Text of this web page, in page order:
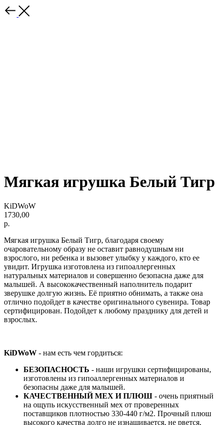
Мягкая игрушка Белый Тигр
KiDWoW
1730,00
р.
Мягкая игрушка Белый Тигр, благодаря своему
очаровательному образу не оставит равнодушным ни
взрослого, ни ребенка и вызовет улыбку у каждого, кто ее
увидит. Игрушка изготовлена из гипоаллергенных
натуральных материалов и совершенно безопасна даже для
малышей. А высококачественный наполнитель подарит
зверушке долгую жизнь. Её приятно обнимать, а также она
отлично подойдет в качестве оригинального сувенира. Товар
сертифицирован. Подойдет к любому празднику для детей и
взрослых.
KiDWoW - нам есть чем гордиться:
БЕЗОПАСНОСТЬ - наши игрушки сертифицированы,
изготовлены из гипоаллергенных материалов и
безопасны даже для малышей.
КАЧЕСТВЕННЫЙ МЕХ И ПЛЮШ - очень приятный
на ощупь искусственный мех от проверенных
поставщиков плотностью 330-440 г/м2. Прочный плюш
высокого качества долго не изнашивается, не рвется,